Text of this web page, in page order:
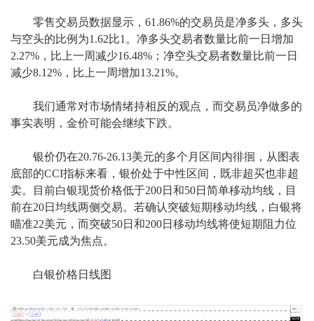
零售交易员数据显示，61.86%的交易员是净多头，多头
与空头的比例为1.62比1。净多头交易者数量比前一日增加
2.27%，比上一周减少16.48%；净空头交易者数量比前一日
减少8.12%，比上一周增加13.21%。
我们通常对市场情绪持相反的观点，而交易员净做多的
事实表明，金价可能会继续下跌。
银价仍在20.76-26.13美元的多个月区间内徘徊，从图表
底部的CCI指标来看，银价处于中性区间，既非超买也非超
卖。目前白银现货价格低于200日和50日简单移动均线，目
前在20日均线两侧交易。若确认突破短期移动均线，白银将
瞄准22美元，而突破50日和200日移动均线将使短期阻力位
23.50美元成为焦点。
白银价格日线图